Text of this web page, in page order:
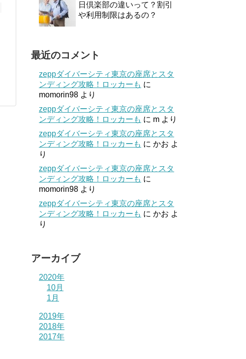
日倶楽部の違いって？割引
や利用制限はあるの？
最近のコメント
zeppダイバーシティ東京の座席とスタ
ンディング攻略！ロッカーも に
momorin98 より
zeppダイバーシティ東京の座席とスタ
ンディング攻略！ロッカーも に m より
zeppダイバーシティ東京の座席とスタ
ンディング攻略！ロッカーも に かお よ
り
zeppダイバーシティ東京の座席とスタ
ンディング攻略！ロッカーも に
momorin98 より
zeppダイバーシティ東京の座席とスタ
ンディング攻略！ロッカーも に かお よ
り
アーカイブ
2020年
10月
1月
2019年
2018年
2017年